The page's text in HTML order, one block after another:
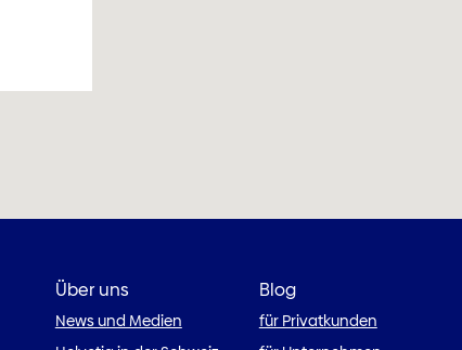
Über uns
News und Medien
Blog
für Privatkunden